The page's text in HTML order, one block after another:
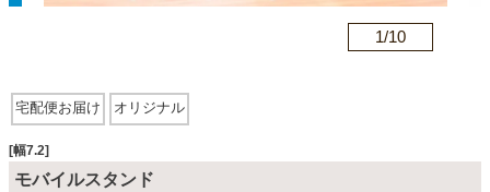
ダイニングテーブル・セット
1/10
宅配便お届け オリジナル
[幅7.2]
モバイルスタンド